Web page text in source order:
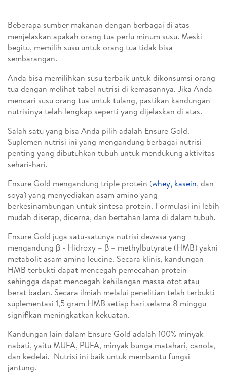
Beberapa sumber makanan dengan berbagai di atas
menjelaskan apakah orang tua perlu minum susu. Meski
begitu, memilih susu untuk orang tua tidak bisa
sembarangan.
Anda bisa memilihkan susu terbaik untuk dikonsumsi orang
tua dengan melihat tabel nutrisi di kemasannya. Jika Anda
mencari susu orang tua untuk tulang, pastikan kandungan
nutrisinya telah lengkap seperti yang dijelaskan di atas.
Salah satu yang bisa Anda pilih adalah Ensure Gold.
Suplemen nutrisi ini yang mengandung berbagai nutrisi
penting yang dibutuhkan tubuh untuk mendukung aktivitas
sehari-hari.
Ensure Gold mengandung triple protein (whey, kasein, dan
soya) yang menyediakan asam amino yang
berkesinambungan untuk sintesa protein. Formulasi ini lebih
mudah diserap, dicerna, dan bertahan lama di dalam tubuh.
Ensure Gold juga satu-satunya nutrisi dewasa yang
mengandung β - Hidroxy – β – methylbutyrate (HMB) yakni
metabolit asam amino leucine. Secara klinis, kandungan
HMB terbukti dapat mencegah pemecahan protein
sehingga dapat mencegah kehilangan massa otot atau
berat badan. Secara ilmiah melalui penelitian telah terbukti
suplementasi 1,5 gram HMB setiap hari selama 8 minggu
signifikan meningkatkan kekuatan.
Kandungan lain dalam Ensure Gold adalah 100% minyak
nabati, yaitu MUFA, PUFA, minyak bunga matahari, canola,
dan kedelai. Nutrisi ini baik untuk membantu fungsi
jantung.